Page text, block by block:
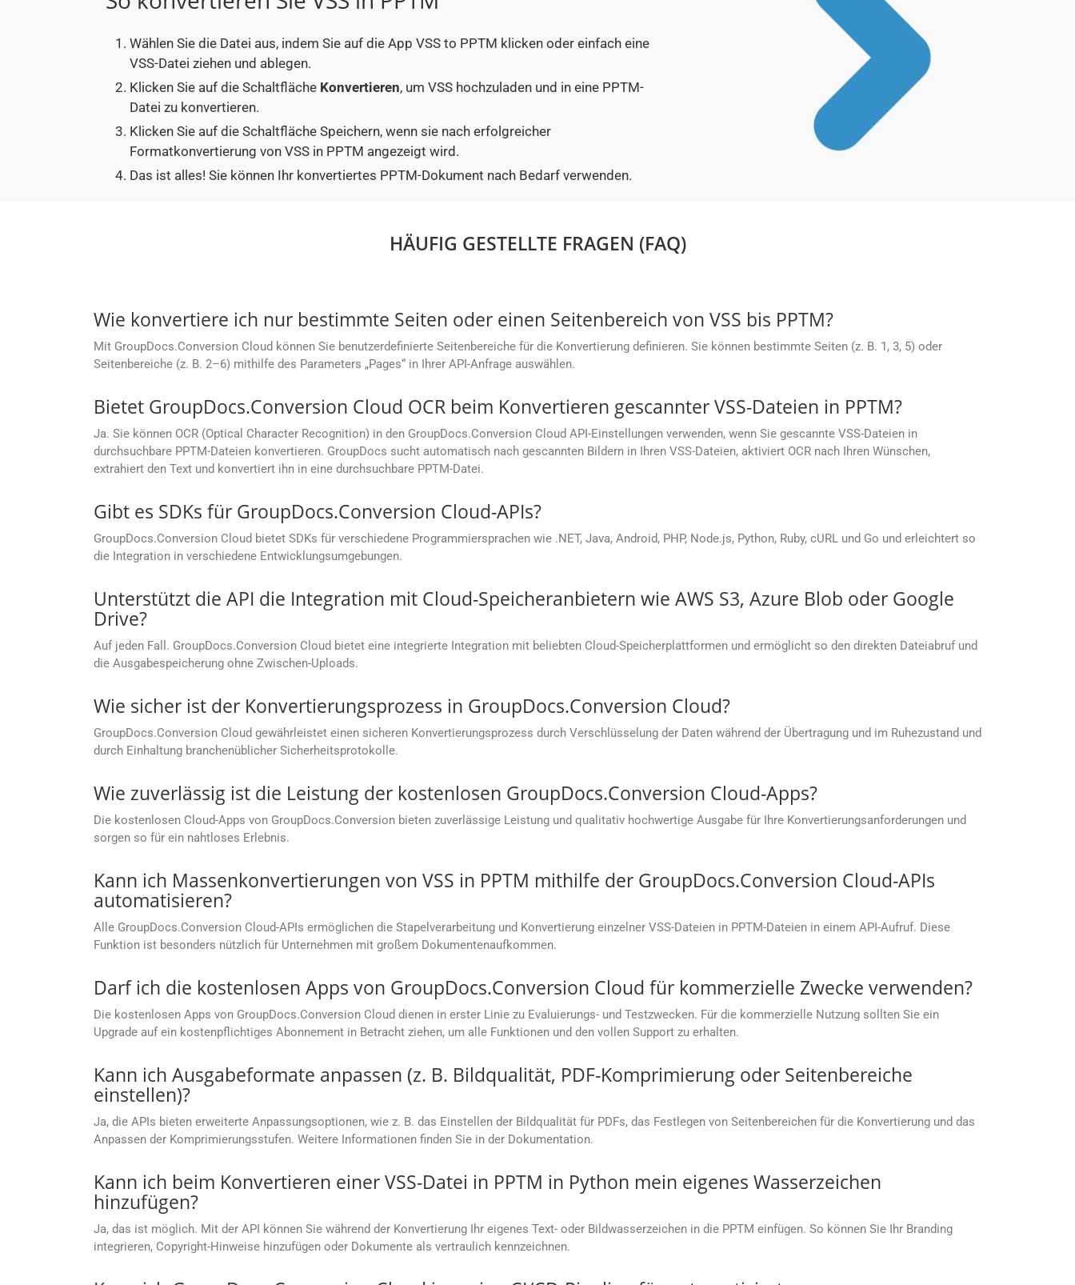
Wählen Sie die Datei aus, indem Sie auf die App VSS to PPTM klicken oder einfach eine
VSS-Datei ziehen und ablegen.
Klicken Sie auf die Schaltfläche Konvertieren, um VSS hochzuladen und in eine PPTM-
Datei zu konvertieren.
Klicken Sie auf die Schaltfläche Speichern, wenn sie nach erfolgreicher
Formatkonvertierung von VSS in PPTM angezeigt wird.
Das ist alles! Sie können Ihr konvertiertes PPTM-Dokument nach Bedarf verwenden.
HÄUFIG GESTELLTE FRAGEN (FAQ)
Wie konvertiere ich nur bestimmte Seiten oder einen Seitenbereich von VSS bis PPTM?
Mit GroupDocs.Conversion Cloud können Sie benutzerdefinierte Seitenbereiche für die Konvertierung definieren. Sie können bestimmte Seiten (z. B. 1, 3, 5) oder
Seitenbereiche (z. B. 2–6) mithilfe des Parameters „Pages“ in Ihrer API-Anfrage auswählen.
Bietet GroupDocs.Conversion Cloud OCR beim Konvertieren gescannter VSS-Dateien in PPTM?
Ja. Sie können OCR (Optical Character Recognition) in den GroupDocs.Conversion Cloud API-Einstellungen verwenden, wenn Sie gescannte VSS-Dateien in
durchsuchbare PPTM-Dateien konvertieren. GroupDocs sucht automatisch nach gescannten Bildern in Ihren VSS-Dateien, aktiviert OCR nach Ihren Wünschen,
extrahiert den Text und konvertiert ihn in eine durchsuchbare PPTM-Datei.
Gibt es SDKs für GroupDocs.Conversion Cloud-APIs?
GroupDocs.Conversion Cloud bietet SDKs für verschiedene Programmiersprachen wie .NET, Java, Android, PHP, Node.js, Python, Ruby, cURL und Go und erleichtert so
die Integration in verschiedene Entwicklungsumgebungen.
Unterstützt die API die Integration mit Cloud-Speicheranbietern wie AWS S3, Azure Blob oder Google
Drive?
Auf jeden Fall. GroupDocs.Conversion Cloud bietet eine integrierte Integration mit beliebten Cloud-Speicherplattformen und ermöglicht so den direkten Dateiabruf und
die Ausgabespeicherung ohne Zwischen-Uploads.
Wie sicher ist der Konvertierungsprozess in GroupDocs.Conversion Cloud?
GroupDocs.Conversion Cloud gewährleistet einen sicheren Konvertierungsprozess durch Verschlüsselung der Daten während der Übertragung und im Ruhezustand und
durch Einhaltung branchenüblicher Sicherheitsprotokolle.
Wie zuverlässig ist die Leistung der kostenlosen GroupDocs.Conversion Cloud-Apps?
Die kostenlosen Cloud-Apps von GroupDocs.Conversion bieten zuverlässige Leistung und qualitativ hochwertige Ausgabe für Ihre Konvertierungsanforderungen und
sorgen so für ein nahtloses Erlebnis.
Kann ich Massenkonvertierungen von VSS in PPTM mithilfe der GroupDocs.Conversion Cloud-APIs
automatisieren?
Alle GroupDocs.Conversion Cloud-APIs ermöglichen die Stapelverarbeitung und Konvertierung einzelner VSS-Dateien in PPTM-Dateien in einem API-Aufruf. Diese
Funktion ist besonders nützlich für Unternehmen mit großem Dokumentenaufkommen.
Darf ich die kostenlosen Apps von GroupDocs.Conversion Cloud für kommerzielle Zwecke verwenden?
Die kostenlosen Apps von GroupDocs.Conversion Cloud dienen in erster Linie zu Evaluierungs- und Testzwecken. Für die kommerzielle Nutzung sollten Sie ein
Upgrade auf ein kostenpflichtiges Abonnement in Betracht ziehen, um alle Funktionen und den vollen Support zu erhalten.
Kann ich Ausgabeformate anpassen (z. B. Bildqualität, PDF-Komprimierung oder Seitenbereiche
einstellen)?
Ja, die APIs bieten erweiterte Anpassungsoptionen, wie z. B. das Einstellen der Bildqualität für PDFs, das Festlegen von Seitenbereichen für die Konvertierung und das
Anpassen der Komprimierungsstufen. Weitere Informationen finden Sie in der Dokumentation.
Kann ich beim Konvertieren einer VSS-Datei in PPTM in Python mein eigenes Wasserzeichen
hinzufügen?
Ja, das ist möglich. Mit der API können Sie während der Konvertierung Ihr eigenes Text- oder Bildwasserzeichen in die PPTM einfügen. So können Sie Ihr Branding
integrieren, Copyright-Hinweise hinzufügen oder Dokumente als vertraulich kennzeichnen.